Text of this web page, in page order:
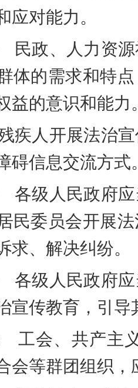
应对能力。
民政、人力资源
体的需求和特
益的意识和能力
疾人开展法治
碍信息交流方式
各级人民政府应
民委员会开展
求、解决纠纷。
各级人民政府应
宣传教育，引
工会、共产主
会等群团组织